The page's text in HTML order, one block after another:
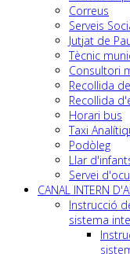
Correus
Serveis
Jutjat de
Tècnic
Consultori
Recollida
Recollida
Horari bus
Taxi
Podòleg
Llar
Servei
CANAL INTERN
Instrucció
sistema